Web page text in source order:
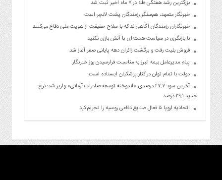
بزرگترین رشد هفتگی طلا در ۷ ماه اخیر ثبت شد
خبرنگار متعهد، هم‌سنگر رزمندگان پشت لانچر است
خبرنگاران رزمندگان آگاهی‌اند که با سلاح حقیقت از هویت ملی دفاع می‌کنند
با بازنگری در سیاست هسته‌ای با آتش بازی نکنید
فروش بلیت رفت و برگشت زائران دهه پایانی صفر آغاز شد
پیام مدیرعامل بیمه البرز به مناسبت فرارسیدن روز خبرنگار
دولت با تمام توان در کنار پزشکیان ایستاده است
آخرین سود ۲۷.۷ درصدی «اندوخته توسعه صادرات آرمانی» واریز شد؛ نرخ
جدید ۲۹.۱ درصد
اتحادیه اروپا ۵ فعال صنایع دفاعی روسیه را تحریم کرد